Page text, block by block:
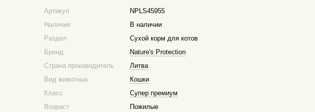
Артикул
NPLS45955
Наличие
В наличии
Раздел
Сухой корм для котов
Бренд
Nature's Protection
Страна производитель
Литва
Вид животных
Кошки
Класс
Супер премиум
Возраст
Пожилые